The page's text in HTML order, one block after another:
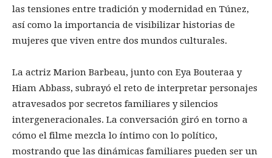
las tensiones entre tradición y modernidad en Túnez,
así como la importancia de visibilizar historias de
mujeres que viven entre dos mundos culturales.
La actriz Marion Barbeau, junto con Eya Bouteraa y
Hiam Abbass, subrayó el reto de interpretar personajes
atravesados por secretos familiares y silencios
intergeneracionales. La conversación giró en torno a
cómo el filme mezcla lo íntimo con lo político,
mostrando que las dinámicas familiares pueden ser un